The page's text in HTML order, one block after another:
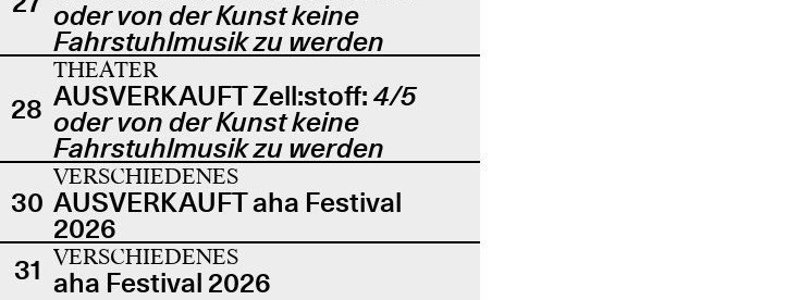
oder von der Kunst keine
Fahrstuhlmusik zu werden
28
THEATER
AUSVERKAUFT Zell:stoff: 4/5
oder von der Kunst keine
Fahrstuhlmusik zu werden
30
VERSCHIEDENES
AUSVERKAUFT aha Festival
2026
31 VERSCHIEDENES
aha Festival 2026